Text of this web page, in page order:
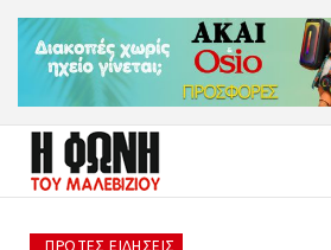
_ΠΡΏΤΕΣ ΕΙΔΉΣΕΙΣ